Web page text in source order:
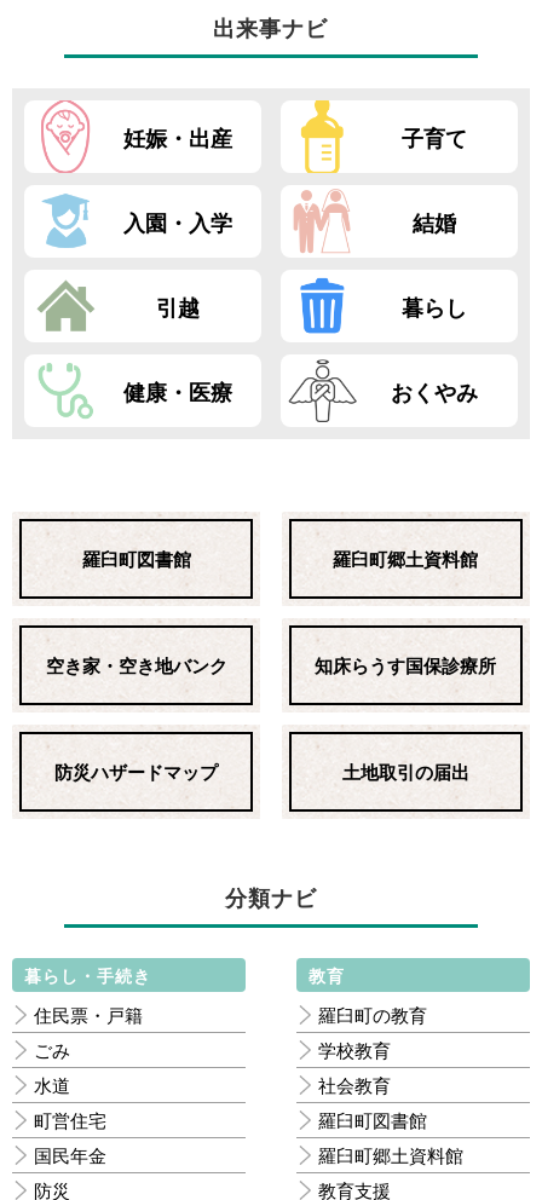
出来事ナビ
妊娠・出産 子育て
入園・入学 結婚
引越 暮らし
健康・医療 おくやみ
羅臼町図書館 羅臼町郷土資料館
空き家・空き地バンク 知床らうす国保診療所
防災ハザードマップ 土地取引の届出
分類ナビ
暮らし・手続き
住民票・戸籍
ごみ
水道
町営住宅
国民年金
防災
教育
羅臼町の教育
学校教育
社会教育
羅臼町図書館
羅臼町郷土資料館
教育支援